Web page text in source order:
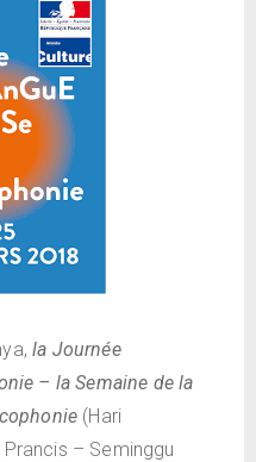
la Journée
– la Semaine de la
(Hari
– Seminggu